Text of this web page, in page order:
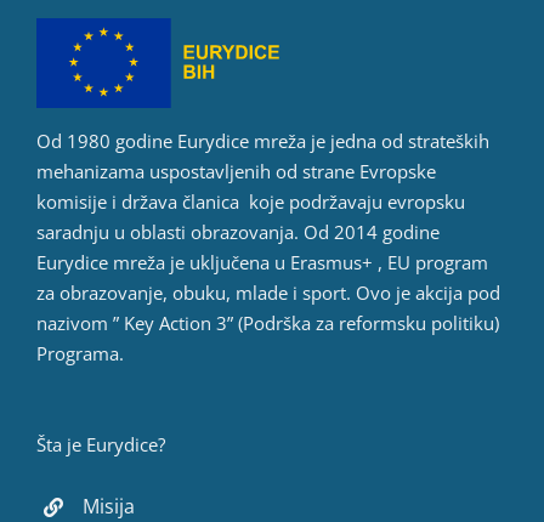
Od 1980 godine Eurydice mreža je jedna od strateških
mehanizama uspostavljenih od strane Evropske
komisije i država članica koje podržavaju evropsku
saradnju u oblasti obrazovanja. Od 2014 godine
Eurydice mreža je uključena u Erasmus+ , EU program
za obrazovanje, obuku, mlade i sport. Ovo je akcija pod
nazivom ” Key Action 3” (Podrška za reformsku politiku)
Programa.
Šta je Eurydice?
Misija